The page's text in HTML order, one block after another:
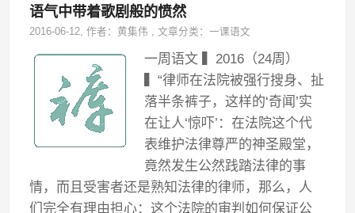
语气中带着歌剧般的愤然
2016-06-12, 作者：黄集伟 ,文章分类：一课语文
一周语文 ▍2016（24周）
▍“律师在法院被强行搜身、扯
落半条裤子，这样的‘奇闻’实
在让人‘惊吓’：在法院这个代
表维护法律尊严的神圣殿堂，
竟然发生公然践踏法律的事
情，而且受害者还是熟知法律的律师，那么，人
们完全有理由担心：这个法院的审判如何保证公